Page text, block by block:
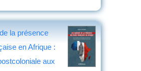
la présence
en Afrique :
aux